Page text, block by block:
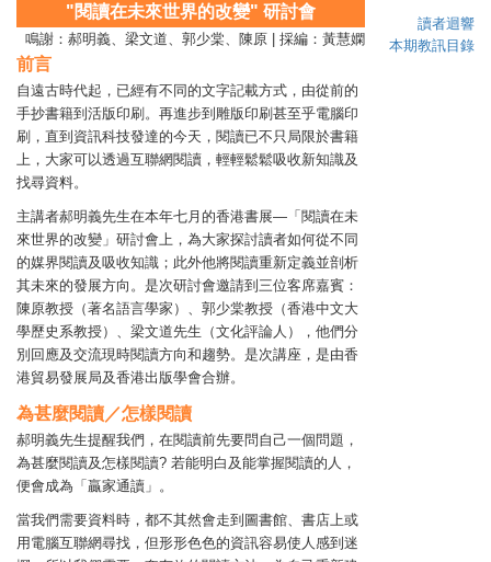
"閱讀在未來世界的改變" 研討會
鳴謝：郝明義、梁文道、郭少棠、陳原 | 採編：黃慧嫻
前言
自遠古時代起，已經有不同的文字記載方式，由從前的
手抄書籍到活版印刷。再進步到雕版印刷甚至乎電腦印
刷，直到資訊科技發達的今天，閱讀已不只局限於書籍
上，大家可以透過互聯網閱讀，輕輕鬆鬆吸收新知識及
找尋資料。
主講者郝明義先生在本年七月的香港書展—「閱讀在未
來世界的改變」研討會上，為大家探討讀者如何從不同
的媒界閱讀及吸收知識；此外他將閱讀重新定義並剖析
其未來的發展方向。是次研討會邀請到三位客席嘉賓：
陳原教授（著名語言學家）、郭少棠教授（香港中文大
學歷史系教授）、梁文道先生（文化評論人），他們分
別回應及交流現時閱讀方向和趨勢。是次講座，是由香
港貿易發展局及香港出版學會合辦。
為甚麼閱讀／怎樣閱讀
郝明義先生提醒我們，在閱讀前先要問自己一個問題，
為甚麼閱讀及怎樣閱讀? 若能明白及能掌握閱讀的人，
便會成為「贏家通讀」。
當我們需要資料時，都不其然會走到圖書館、書店上或
用電腦互聯網尋找，但形形色色的資訊容易使人感到迷
讀者迴響
本期教訊目錄